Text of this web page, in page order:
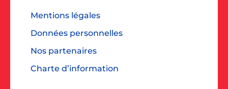
Mentions légales
Données personnelles
Nos partenaires
Charte d’information